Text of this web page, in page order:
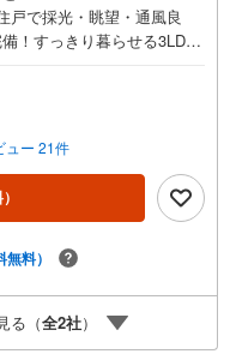
戸で採光・眺望・通風良
！すっきり暮らせる3LD
地♪■物件検討中のお客さ
などでも内覧可能です！
い場合がございます。お
合わせ下さい！■「りある
■年中休まず営業中！いつで
～21:00上記の時間帯
無料送迎】「小さなお子さ
業スタッフがご自宅に伺っ
談】資格を持った専門ス
ュー 21件
無料）
る（全2社）